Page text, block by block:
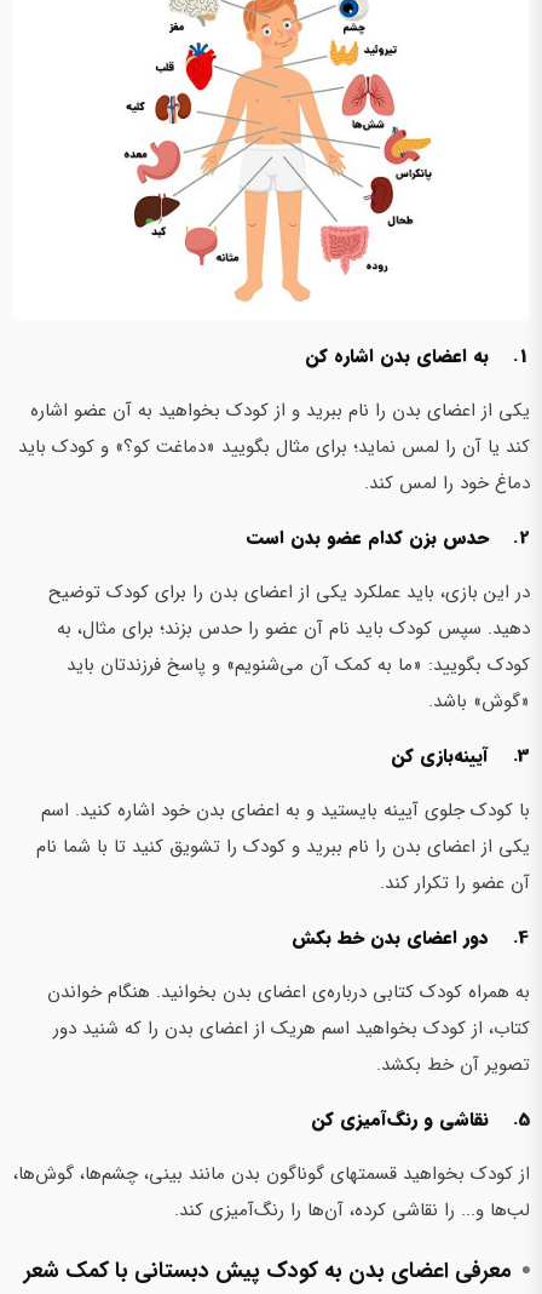
1. به اعضای بدن اشاره کن
یکی از اعضای بدن را نام ببرید و از کودک بخواهید به آن عضو اشاره
کند یا آن را لمس نماید؛ برای مثال بگویید «دماغت کو؟» و کودک باید
دماغ خود را لمس کند.
2. حدس بزن کدام عضو بدن است
در این بازی، باید عملکرد یکی از اعضای بدن را برای کودک توضیح
دهید. سپس کودک باید نام آن عضو را حدس بزند؛ برای مثال، به
کودک بگویید: «ما به کمک آن می‌شنویم» و پاسخ فرزندتان باید
«گوش» باشد.
3. آیینه‌بازی کن
با کودک جلوی آیینه بایستید و به اعضای بدن خود اشاره کنید. اسم
یکی از اعضای بدن را نام ببرید و کودک را تشویق کنید تا با شما نام
آن عضو را تکرار کند.
4. دور اعضای بدن خط بکش
به همراه کودک کتابی درباره‌ی اعضای بدن بخوانید. هنگام خواندن
کتاب، از کودک بخواهید اسم هریک از اعضای بدن را که شنید دور
تصویر آن خط بکشد.
5. نقاشی و رنگ‌آمیزی کن
از کودک بخواهید قسمت‎های گوناگون بدن مانند بینی، چشم‌ها، گوش‌ها،
لب‌ها و... را نقاشی کرده، آن‌ها را رنگ‌آمیزی کند.
معرفی اعضای بدن به کودک پیش دبستانی با کمک شعر